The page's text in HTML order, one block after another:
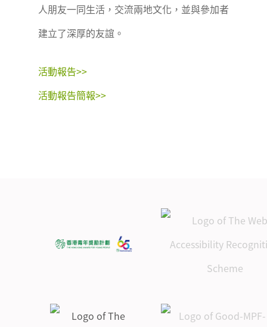
人朋友一同生活，交流兩地文化，並與參加者
建立了深厚的友誼。
活動報告>>
活動報告簡報>>